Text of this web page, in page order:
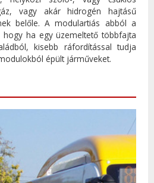
vagy akár hidrogén hajtásű
belőle. A modulartiás abból a
ha egy üzemeltető többfajta
kisebb ráfordítással tudja
épült járműveket.